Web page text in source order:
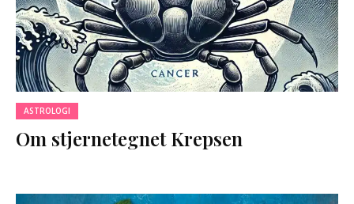
ASTROLOGI
Om stjernetegnet Krepsen